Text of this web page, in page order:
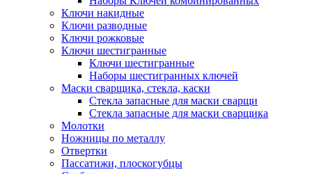
Ключи накидные
Ключи разводные
Ключи рожковые
Ключи шестигранные
Ключи шестигранные
Наборы шестигранных ключей
Маски сварщика, стекла, каски
Стекла запасные для маски сварщи
Стекла запасные для маски сварщика
Молотки
Ножницы по металлу
Отвертки
Пассатижи, плоскогубцы